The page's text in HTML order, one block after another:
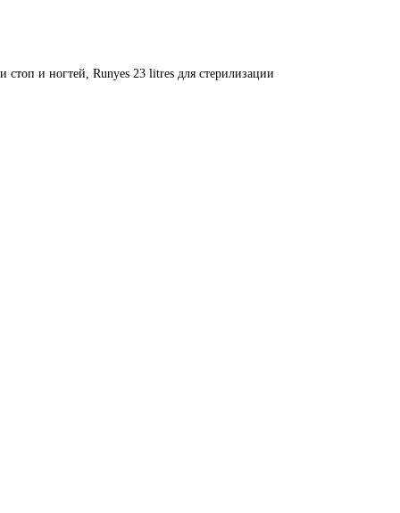
стоп и ногтей, Runyes 23 litres для стерилизации